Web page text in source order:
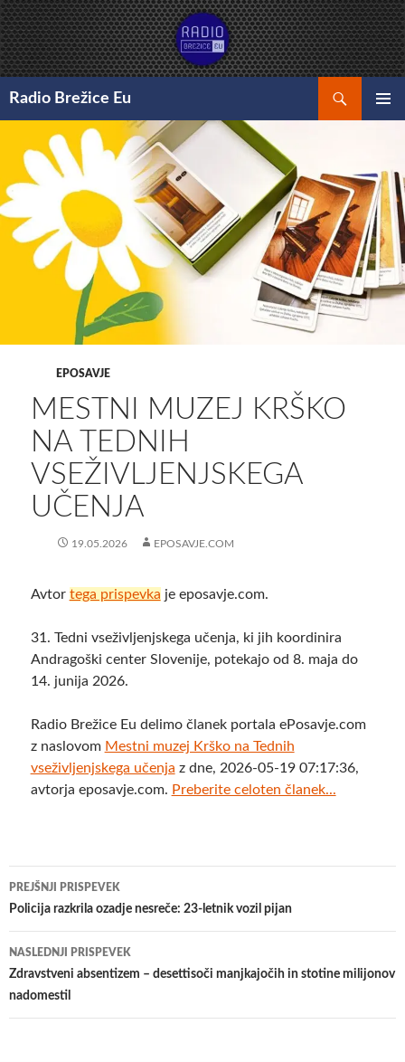
Preskoči
na
vsebino
Radio Brežice Eu
EPOSAVJE
MESTNI MUZEJ KRŠKO
NA TEDNIH
VSEŽIVLJENJSKEGA
UČENJA
19.05.2026 EPOSAVJE.COM
Avtor tega prispevka je eposavje.com.
31. Tedni vseživljenjskega učenja, ki jih koordinira
Andragoški center Slovenije, potekajo od 8. maja do
14. junija 2026.
Radio Brežice Eu delimo članek portala ePosavje.com
z naslovom Mestni muzej Krško na Tednih
vseživljenjskega učenja z dne, 2026-05-19 07:17:36,
avtorja eposavje.com. Preberite celoten članek...
Krmarjenje
po
prispevkih
PREJŠNJI PRISPEVEK
Policija razkrila ozadje nesreče: 23-letnik vozil pijan
NASLEDNJI PRISPEVEK
​Zdravstveni absentizem – desettisoči manjkajočih in stotine milijonov
nadomestil